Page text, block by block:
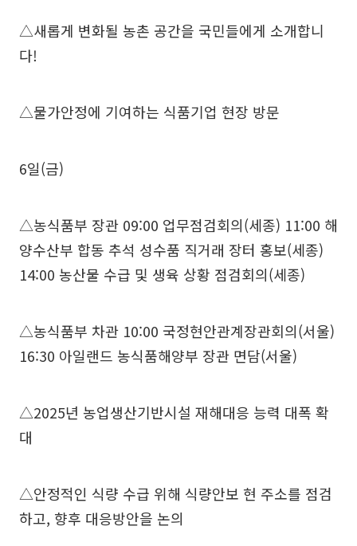
△새롭게 변화될 농촌 공간을 국민들에게 소개합니
다!
△물가안정에 기여하는 식품기업 현장 방문
6일(금)
△농식품부 장관 09:00 업무점검회의(세종) 11:00 해
양수산부 합동 추석 성수품 직거래 장터 홍보(세종)
14:00 농산물 수급 및 생육 상황 점검회의(세종)
△농식품부 차관 10:00 국정현안관계장관회의(서울)
16:30 아일랜드 농식품해양부 장관 면담(서울)
△2025년 농업생산기반시설 재해대응 능력 대폭 확
대
△안정적인 식량 수급 위해 식량안보 현 주소를 점검
하고, 향후 대응방안을 논의